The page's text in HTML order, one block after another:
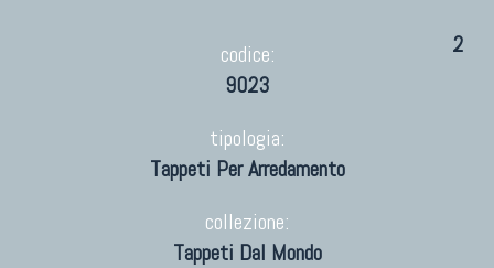
2
codice:
9023
tipologia:
Tappeti Per Arredamento
collezione:
Tappeti Dal Mondo